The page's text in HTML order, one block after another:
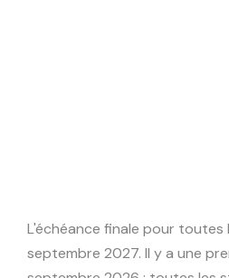
L'échéance finale pour
septembre 2027. Il y a une